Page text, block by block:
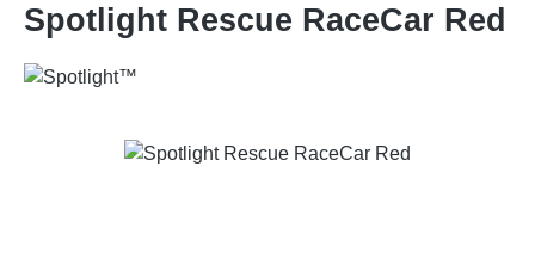
Spotlight Rescue RaceCar Red
Bildergalerie überspringen